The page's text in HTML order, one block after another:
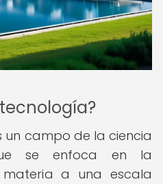
campo de la ciencia
se enfoca en la
a una escala